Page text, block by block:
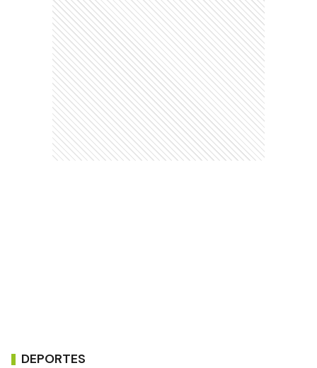
DEPORTES